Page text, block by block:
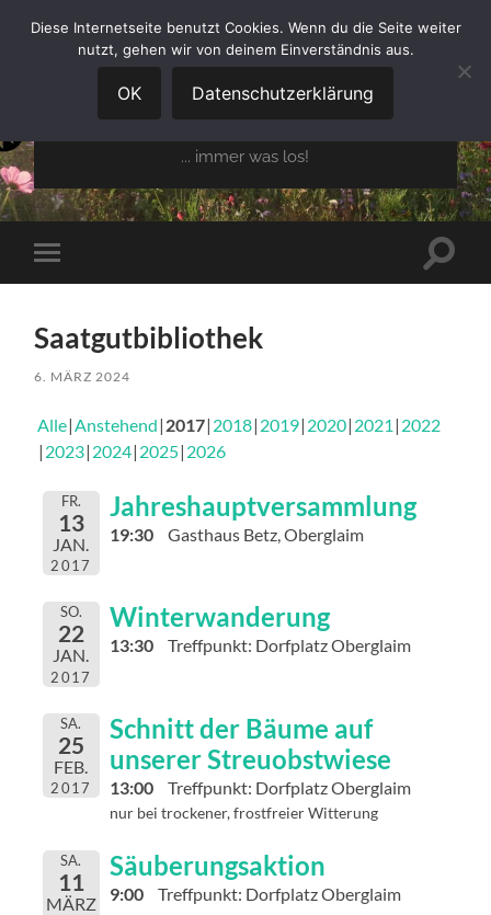
GARTENBAUVEREIN
OBERGLAIM E.V.
... immer was los!
Mobile-
Menü
Saatgutbibliothek
6. MÄRZ 2024
Alle Anstehend 2017 2018 2019 2020 2021 2022
2023 2024 2025 2026
FR.
13
JAN.
2017
Jahreshauptversammlung
19:30 Gasthaus Betz, Oberglaim
SO.
22
JAN.
2017
Winterwanderung
13:30 Treffpunkt: Dorfplatz Oberglaim
SA.
25
FEB.
2017
Schnitt der Bäume auf
unserer Streuobstwiese
13:00 Treffpunkt: Dorfplatz Oberglaim
nur bei trockener, frostfreier Witterung
SA.
11
MÄRZ
Säuberungsaktion
9:00 Treffpunkt: Dorfplatz Oberglaim
Diese Internetseite benutzt Cookies. Wenn du die Seite weiter
nutzt, gehen wir von deinem Einverständnis aus.
OK Datenschutzerklärung